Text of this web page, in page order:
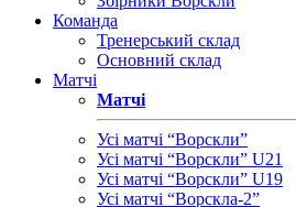
Команда
Тренерський склад
Основний склад
Матчі
Матчі
Усі матчі “Ворскли”
Усі матчі “Ворскли” U21
Усі матчі “Ворскли” U19
Усі матчі “Ворскла-2”